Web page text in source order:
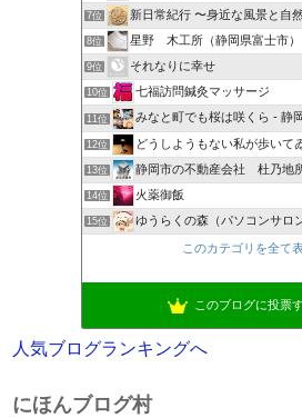
7位 新日常紀行 〜身近な風景と自
8位 星野 木工所（静岡県富士市） 一生
9位 それなりに幸せ
10位 七福訪問鍼灸マッサージ
11位 みなと町でも桜は咲くら - 静岡市
12位 どうしようもない私が歩いて
13位 静岡市の不動産会社 杜乃地
14位 火薬御飯
15位 ゆうらくの森（パソコンサロンゆ
このカテゴリを全て
このブログに投票
人気ブログランキングへ
にほんブログ村